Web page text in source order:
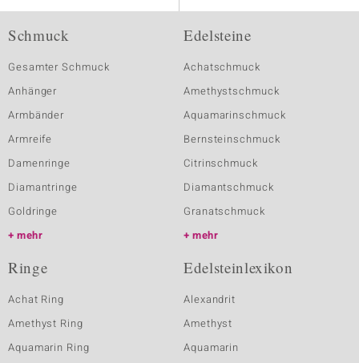
Schmuck
Gesamter Schmuck
Anhänger
Armbänder
Armreife
Damenringe
Diamantringe
Goldringe
mehr
Edelsteine
Achatschmuck
Amethystschmuck
Aquamarinschmuck
Bernsteinschmuck
Citrinschmuck
Diamantschmuck
Granatschmuck
mehr
Ringe
Achat Ring
Amethyst Ring
Aquamarin Ring
Edelsteinlexikon
Alexandrit
Amethyst
Aquamarin